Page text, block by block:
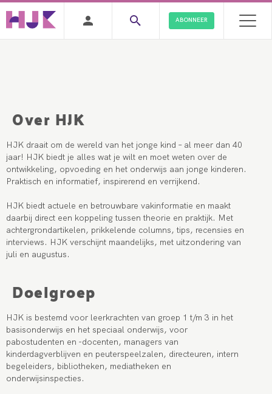
ABONNEER
Over HJK
HJK draait om de wereld van het jonge kind – al meer dan 40
jaar! HJK biedt je alles wat je wilt en moet weten over de
ontwikkeling, opvoeding en het onderwijs aan jonge kinderen.
Praktisch en informatief, inspirerend en verrijkend.
HJK biedt actuele en betrouwbare vakinformatie en maakt
daarbij direct een koppeling tussen theorie en praktijk. Met
achtergrondartikelen, prikkelende columns, tips, recensies en
interviews. HJK verschijnt maandelijks, met uitzondering van
juli en augustus.
Doelgroep
HJK is bestemd voor leerkrachten van groep 1 t/m 3 in het
basisonderwijs en het speciaal onderwijs, voor
pabostudenten en -docenten, managers van
kinderdagverblijven en peuterspeelzalen, directeuren, intern
begeleiders, bibliotheken, mediatheken en
onderwijsinspecties.